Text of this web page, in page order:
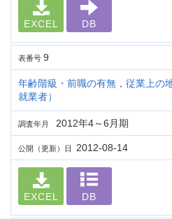
EXCEL DB
表番号 9
年齢階級・前職の有無，従業上の
就業者）
調査年月 2012年4～6月期
公開（更新）日 2012-08-14
EXCEL DB